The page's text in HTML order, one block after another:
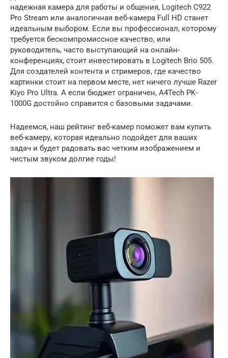
надежная камера для работы и общения, Logitech C922
Pro Stream или аналогичная веб-камера Full HD станет
идеальным выбором. Если вы профессионал, которому
требуется бескомпромиссное качество, или
руководитель, часто выступающий на онлайн-
конференциях, стоит инвестировать в Logitech Brio 505.
Для создателей контента и стримеров, где качество
картинки стоит на первом месте, нет ничего лучше Razer
Kiyo Pro Ultra. А если бюджет ограничен, A4Tech PK-
1000G достойно справится с базовыми задачами.
Надеемся, наш рейтинг веб-камер поможет вам купить
веб-камеру, которая идеально подойдет для ваших
задач и будет радовать вас четким изображением и
чистым звуком долгие годы!